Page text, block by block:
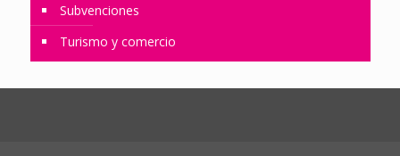
Subvenciones
Turismo y comercio